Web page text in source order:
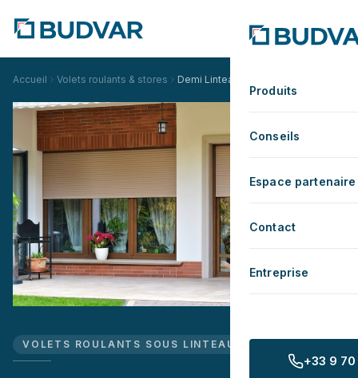
Produits
Conseils
Espace partenaire
Contact
Entreprise
+33 9 70
Accueil Volets roulants & stores Demi Linteau
VOLETS ROULANTS SOUS LINTEAU